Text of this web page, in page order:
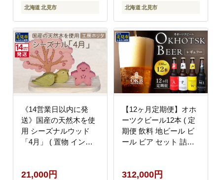
北海道 北見市 北海道 北見市
《14営業日以内に発
送》国産の天然木を使
用 シーズナルウッド
「4月」 ( 置物 インテ
21,000円
【12ヶ月定期便】オホ
ーツクビール12本 ( 定
期便 飲料 地ビール ビ
ール ビア セット 詰め
312,000円